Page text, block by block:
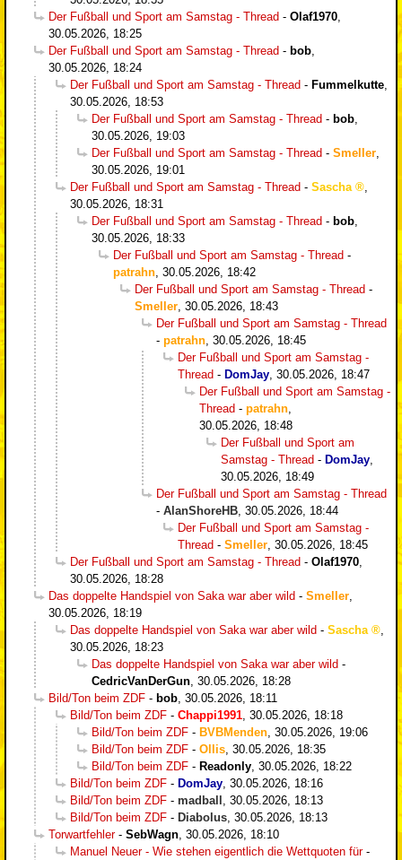
Der Fußball und Sport am Samstag - Thread - Olaf1970
30.05.2026, 18:25
Der Fußball und Sport am Samstag - Thread - bob
30.05.2026, 18:24
Der Fußball und Sport am Samstag - Thread - Fummelkutte
30.05.2026, 18:53
Der Fußball und Sport am Samstag - Thread - bob
30.05.2026, 19:03
Der Fußball und Sport am Samstag - Thread - Smeller
30.05.2026, 19:01
Der Fußball und Sport am Samstag - Thread - Sascha
30.05.2026, 18:31
Der Fußball und Sport am Samstag - Thread - bob
30.05.2026, 18:33
Der Fußball und Sport am Samstag - Thread -
patrahn 30.05.2026, 18:42
Der Fußball und Sport am Samstag - Thread -
Smeller 30.05.2026, 18:43
Der Fußball und Sport am Samstag - Thread
- patrahn 30.05.2026, 18:45
Der Fußball und Sport am Samstag -
Thread - DomJay 30.05.2026, 18:47
Der Fußball und Sport am Samstag -
Thread - patrahn
30.05.2026, 18:48
Der Fußball und Sport am
Samstag - Thread - DomJay
30.05.2026, 18:49
Der Fußball und Sport am Samstag - Thread
- AlanShoreHB 30.05.2026, 18:44
Der Fußball und Sport am Samstag -
Thread - Smeller 30.05.2026, 18:45
Der Fußball und Sport am Samstag - Thread - Olaf1970
30.05.2026, 18:28
Das doppelte Handspiel von Saka war aber wild - Smeller
30.05.2026, 18:19
Das doppelte Handspiel von Saka war aber wild - Sascha
30.05.2026, 18:23
Das doppelte Handspiel von Saka war aber wild -
CedricVanDerGun 30.05.2026, 18:28
Bild/Ton beim ZDF - bob 30.05.2026, 18:11
Bild/Ton beim ZDF - Chappi1991 30.05.2026, 18:18
Bild/Ton beim ZDF - BVBMenden 30.05.2026, 19:06
Bild/Ton beim ZDF - Ollis 30.05.2026, 18:35
Bild/Ton beim ZDF - Readonly 30.05.2026, 18:22
Bild/Ton beim ZDF - DomJay 30.05.2026, 18:16
Bild/Ton beim ZDF - madball 30.05.2026, 18:13
Bild/Ton beim ZDF - Diabolus 30.05.2026, 18:13
Torwartfehler- SebWagn 30.05.2026, 18:10
Manuel Neuer - Wie stehen eigentlich die Wettquoten für-